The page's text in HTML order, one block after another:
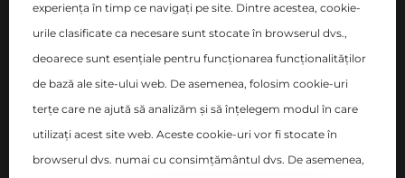
COMPANIE
S.C. ZEN DECO HOME S.R.L.
București, Sector 2 , Blvd-ul Basarabia nr. 200, bl. B,
sc. C, et. 6, ap. 106
Nr. Registrul Comerțului: J40/14348/2017
experiența în timp ce navigați pe site. Dintre acestea, cookie-
urile clasificate ca necesare sunt stocate în browserul dvs.,
deoarece sunt esențiale pentru funcționarea funcționalităților
de bază ale site-ului web. De asemenea, folosim cookie-uri
terțe care ne ajută să analizăm și să înțelegem modul în care
utilizați acest site web. Aceste cookie-uri vor fi stocate în
browserul dvs. numai cu consimțământul dvs. De asemenea,